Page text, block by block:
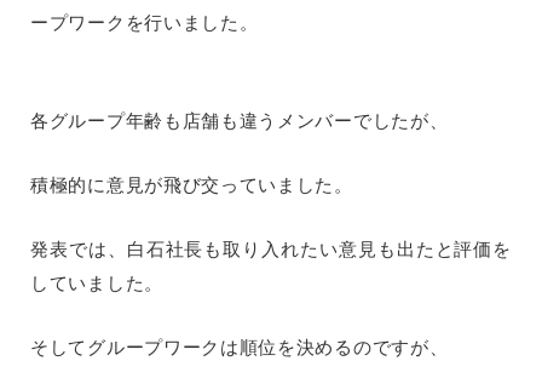
ープワークを行いました。
各グループ年齢も店舗も違うメンバーでしたが、
積極的に意見が飛び交っていました。
発表では、白石社長も取り入れたい意見も出たと評価を
していました。
そしてグループワークは順位を決めるのですが、